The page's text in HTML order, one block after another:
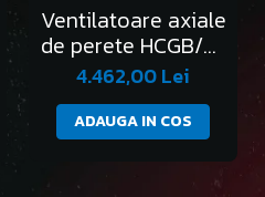
Ventilatoare axiale
de perete HCGB/2-
315/L
4.462,00 Lei
ADAUGA IN COS